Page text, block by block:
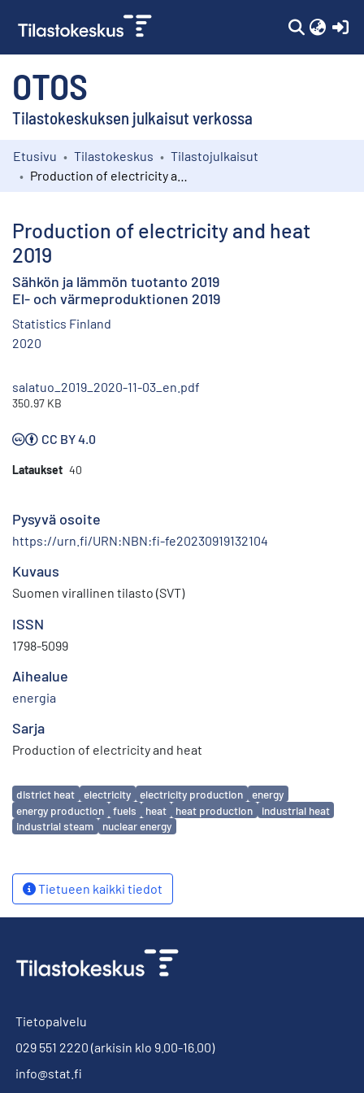
OTOS
Tilastokeskuksen julkaisut verkossa
Kokoelmat
Etusivu Tilastokeskus
Tilastojulkaisut
Production of electricity and heat
2019
Sähkön ja lämmön tuotanto 2019
El- och värmeproduktionen 2019
Statistics Finland
2020
salatuo_2019_2020-11-03_en.pdf
350.97 KB
CC BY 4.0
Lataukset 40
Pysyvä osoite
https://urn.fi/URN:NBN:fi-fe20230919132104
Kuvaus
Suomen virallinen tilasto (SVT)
ISSN
1798-5099
Aihealue
energia
Sarja
Production of electricity and heat
Avainsanat
district heat electricity electricity production
energy
energy production
fuels heat heat production
industrial heat
industrial steam
nuclear energy
Tietueen kaikki tiedot
Tietopalvelu
029 551 2220 (arkisin klo 9.00-16.00)
info@stat.fi